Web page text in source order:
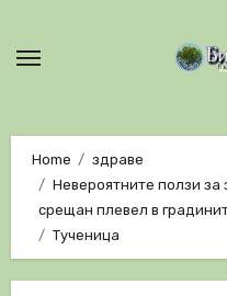
Home
здраве
Невероятните ползи за
срещан плевел в
Тученица